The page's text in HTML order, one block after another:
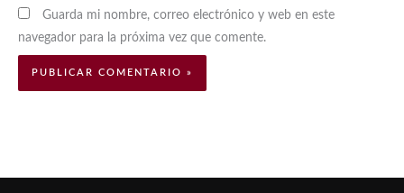
Guarda mi nombre, correo electrónico y web en este
navegador para la próxima vez que comente.